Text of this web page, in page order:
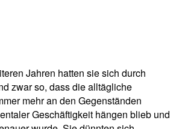
Jahren hatten sie sich durch
zwar so, dass die alltägliche
mehr an den Gegenständen
Geschäftigkeit hängen blieb und